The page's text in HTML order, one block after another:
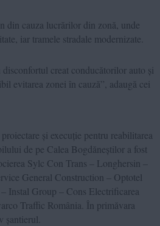
din cauza lucrărilor din zonă, unde
iar tramele stradale modernizate.
disconfortul creat conducătorilor auto și
evitarea zonei în cauză”, adaugă cei
și execuție pentru reabilitarea
de pe Calea Bogdăneștilor a fost
Sylc Con Trans – Longhersin –
General Construction – Optotel
Instal Group – Cons Electrificarea
Traffic România. În primăvara
șantierul.